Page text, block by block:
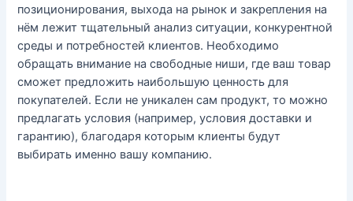
позиционирования, выхода на рынок и закрепления на
нём лежит тщательный анализ ситуации, конкурентной
среды и потребностей клиентов. Необходимо
обращать внимание на свободные ниши, где ваш товар
сможет предложить наибольшую ценность для
покупателей. Если не уникален сам продукт, то можно
предлагать условия (например, условия доставки и
гарантию), благодаря которым клиенты будут
выбирать именно вашу компанию.